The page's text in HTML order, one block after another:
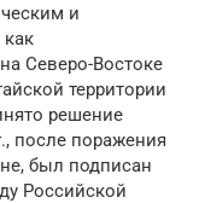
и
Северо-Востоке
территории
решение
после поражения
был подписан
Российской